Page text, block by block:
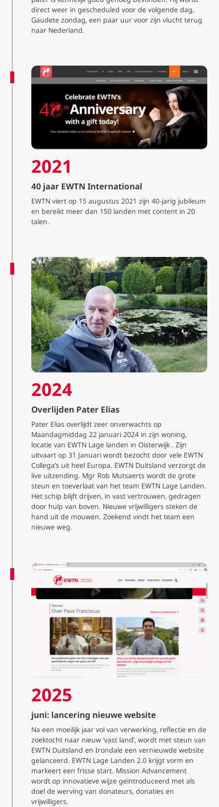
direct weer in gescheduled voor de volgende dag,
Gaudete zondag, een paar uur voor zijn vlucht terug
naar Nederland.
2021
40 jaar EWTN International
EWTN viert op 15 augustus 2021 zijn 40-jarig jubileum
en bereikt meer dan 150 landen met content in 20
talen.
2024
Overlijden Pater Elias
Pater Elias overlijdt zeer onverwachts op
Maandagmiddag 22 januari 2024 in zijn woning,
locatie van EWTN Lage landen in Oisterwijk . Zijn
uitvaart op 31 Januari wordt bezocht door vele EWTN
Collega’s uit heel Europa. EWTN Duitsland verzorgt de
live uitzending. Mgr Rob Mutsaerts wordt de grote
steun en toeverlaat van het team EWTN Lage Landen.
Het schip blijft drijven, in vast vertrouwen, gedragen
door hulp van boven. Nieuwe vrijwilligers steken de
hand uit de mouwen. Zoekend vindt het team een
nieuwe weg.
2025
juni: lancering nieuwe website
Na een moeilijk jaar vol van verwerking, reflectie en de
zoektocht naar nieuw ‘vast land’, wordt met steun van
EWTN Duitsland en Irondale een vernieuwde website
gelanceerd. EWTN Lage Landen 2.0 krijgt vorm en
markeert een frisse start. Mission Advancement
wordt op innovatieve wijze geïntroduceerd met als
doel de werving van donateurs, donaties en
vrijwilligers.